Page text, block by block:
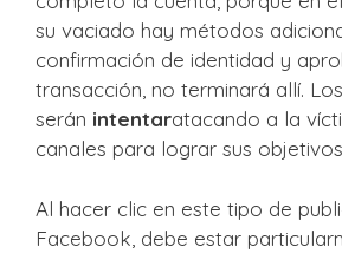
su vaciado hay métodos
confirmación de identidad y
transacción, no terminará allí.
serán intentaratacando a la
canales para lograr sus
Al hacer clic en este tipo de
Facebook, debe estar